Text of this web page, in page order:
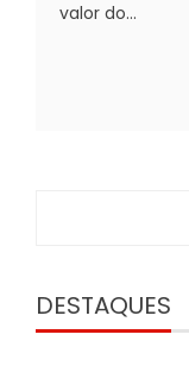
valor do...
DESTAQUES